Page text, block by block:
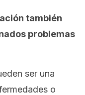
también
problemas
ser una
o